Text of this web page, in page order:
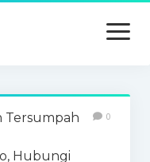
open
menu
Tersumpah
Hubungi
0